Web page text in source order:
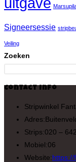
Signeersessie
Veiling
Zoeken
Contact Info
Stripwinkel
Adres:
Strips:020 –
Mobiel:06
Website:https://